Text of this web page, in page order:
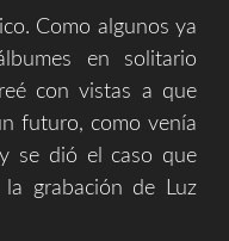
Como algunos ya
en solitario
con vistas a que
futuro, como venía
se dió el caso que
grabación de Luz